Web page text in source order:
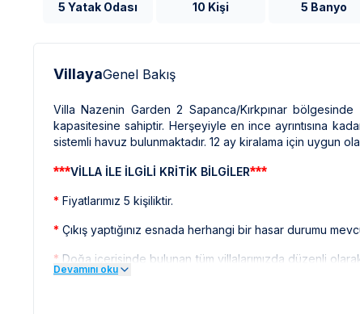
5 Yatak Odası 10 Kişi 5 Banyo
VillayaGenel Bakış
Villa Nazenin Garden 2 Sapanca/Kırkpınar
kapasitesine sahiptir. Herşeyiyle en ince ayrıntısına
sistemli havuz bulunmaktadır. 12 ay kiralama için uygun
***VİLLA İLE İLGİLİ KRİTİK BİLGİLER***
* Fiyatlarımız 5 kişiliktir.
* Çıkış yaptığınız esnada herhangi bir hasar durumu
* Doğa içerisinde bulunan tüm villalarımızda düzenli
sinek vb. bulunma ihtimali bulunmaktadır.
Devamını oku